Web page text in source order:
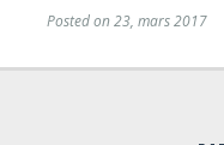
Posted on 23, mars 2017